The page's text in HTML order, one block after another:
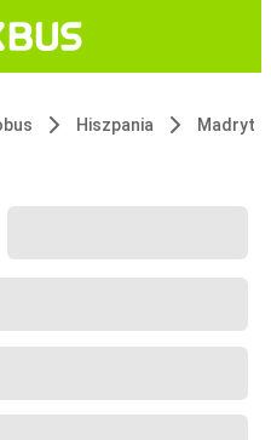
Hiszpania Madryt